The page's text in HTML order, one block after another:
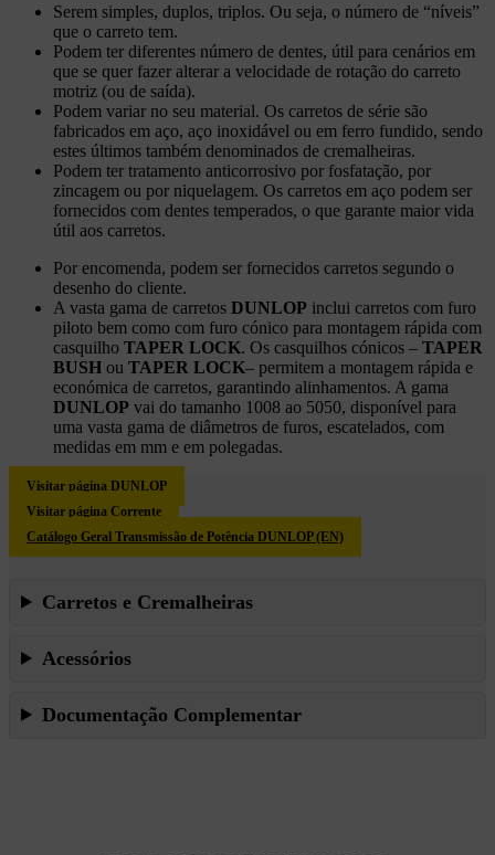
Serem simples, duplos, triplos. Ou seja, o número de “níveis”
que o carreto tem.
Podem ter diferentes número de dentes, útil para cenários em
que se quer fazer alterar a velocidade de rotação do carreto
motriz (ou de saída).
Podem variar no seu material. Os carretos de série são
fabricados em aço, aço inoxidável ou em ferro fundido, sendo
estes últimos também denominados de cremalheiras.
Podem ter tratamento anticorrosivo por fosfatação, por
zincagem ou por niquelagem. Os carretos em aço podem ser
fornecidos com dentes temperados, o que garante maior vida
útil aos carretos.
Por encomenda, podem ser fornecidos carretos segundo o
desenho do cliente.
A vasta gama de carretos DUNLOP inclui carretos com furo
piloto bem como com furo cónico para montagem rápida com
casquilho TAPER LOCK. Os casquilhos cónicos – TAPER
BUSH ou TAPER LOCK– permitem a montagem rápida e
económica de carretos, garantindo alinhamentos. A gama
DUNLOP vai do tamanho 1008 ao 5050, disponível para
uma vasta gama de diâmetros de furos, escatelados, com
medidas em mm e em polegadas.
Visitar página DUNLOP
Visitar página Corrente
Catálogo Geral Transmissão de Potência DUNLOP (EN)
Carretos e Cremalheiras
Acessórios
Documentação Complementar